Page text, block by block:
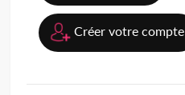
Créer votre compte